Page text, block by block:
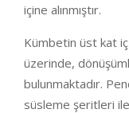
içine alınmıştır.
Kümbetin üst kat
üzerinde,
bulunmaktadır.
süsleme şeritleri